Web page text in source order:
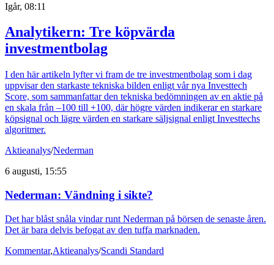
Igår, 08:11
Analytikern: Tre köpvärda
investmentbolag
I den här artikeln lyfter vi fram de tre investmentbolag som i dag
uppvisar den starkaste tekniska bilden enligt vår nya Investtech
Score, som sammanfattar den tekniska bedömningen av en aktie på
en skala från –100 till +100, där högre värden indikerar en starkare
köpsignal och lägre värden en starkare säljsignal enligt Investtechs
algoritmer.
Aktieanalys/Nederman
6 augusti, 15:55
Nederman: Vändning i sikte?
Det har blåst snåla vindar runt Nederman på börsen de senaste åren.
Det är bara delvis befogat av den tuffa marknaden.
Kommentar,Aktieanalys/Scandi Standard